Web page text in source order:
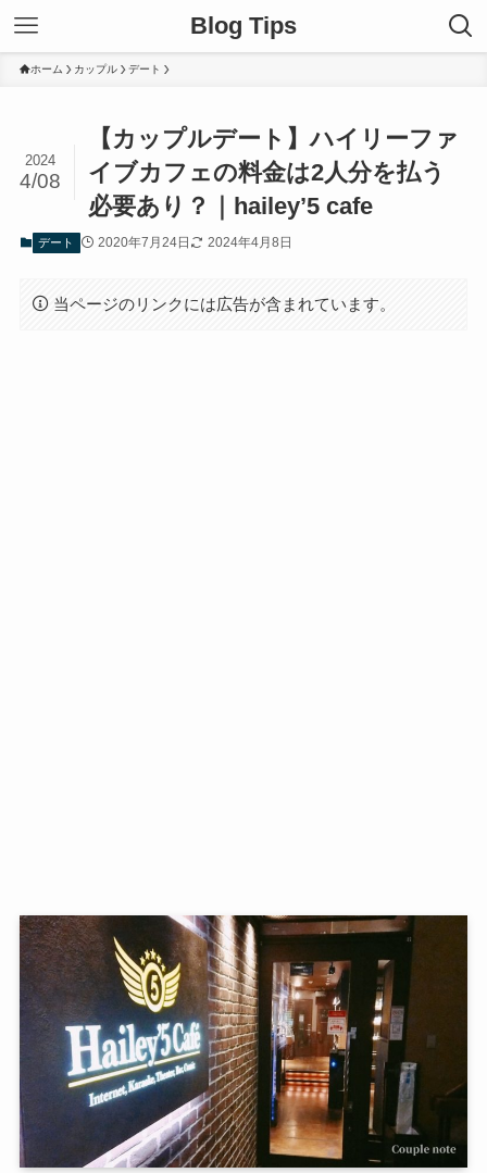
Blog Tips
ホーム カップル デート
【カップルデート】ハイリーファ
イブカフェの料金は2人分を払う
必要あり？｜hailey’5 cafe
2024
4/08
デート 2020年7月24日 2024年4月8日
当ページのリンクには広告が含まれています。